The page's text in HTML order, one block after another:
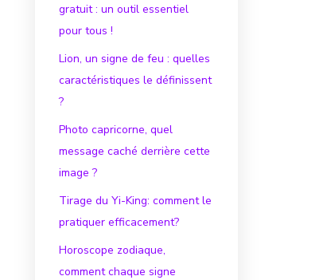
gratuit : un outil essentiel
pour tous !
Lion, un signe de feu : quelles
caractéristiques le définissent
?
Photo capricorne, quel
message caché derrière cette
image ?
Tirage du Yi-King: comment le
pratiquer efficacement?
Horoscope zodiaque,
comment chaque signe